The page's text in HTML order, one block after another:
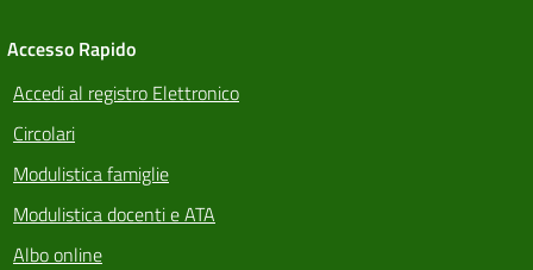
Accesso Rapido
Accedi al registro Elettronico
Circolari
Modulistica famiglie
Modulistica docenti e ATA
Albo online